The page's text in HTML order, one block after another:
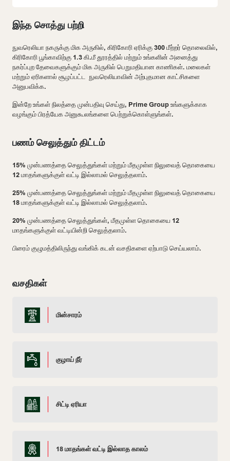
இந்த சொத்து பற்றி
நுவரெலியா நகருக்கு மிக அருகில், கிரிகோரி ஏரிக்கு 300 மீற்றர் தொலைவில்,
கிரிகோரி பூங்காவிற்கு 1.3 கி.மீ தூரத்தில் மற்றும் உங்களின் அனைத்து
நகர்ப்புற தேவைகளுக்கும் மிக அருகில் பெறுமதியான காணிகள். மலைகள்
மற்றும் ஏரிகளால் சூழப்பட்ட நுவரெலியாவின் அற்புதமான காட்சிகளை
அனுபவிக்க.
இன்றே உங்கள் நிலத்தை முன்பதிவு செய்து, Prime Group உங்களுக்காக
வழங்கும் பிரத்யேக அனுகூலங்களை பெற்றுக்கொள்ளுங்கள்.
பணம் செலுத்தும் திட்டம்
15% முன்பணத்தை செலுத்துங்கள் மற்றும் மீதமுள்ள நிலுவைத் தொகையை
12 மாதங்களுக்குள் வட்டி இல்லாமல் செலுத்தலாம்.
25% முன்பணத்தை செலுத்துங்கள் மற்றும் மீதமுள்ள நிலுவைத் தொகையை
18 மாதங்களுக்குள் வட்டி இல்லாமல் செலுத்தலாம்.
20% முன்பணத்தை செலுத்துங்கள், மீதமுள்ள தொகையை 12
மாதங்களுக்குள் வட்டியின்றி செலுத்தலாம்.
பிரைம் குழுமத்திலிருந்து வங்கிக் கடன் வசதிகளை ஏற்பாடு செய்யலாம்.
வசதிகள்
மின்சாரம்
குழாய் நீர்
சிட்டி ஏரியா
18 மாதங்கள் வட்டி இல்லாத காலம்